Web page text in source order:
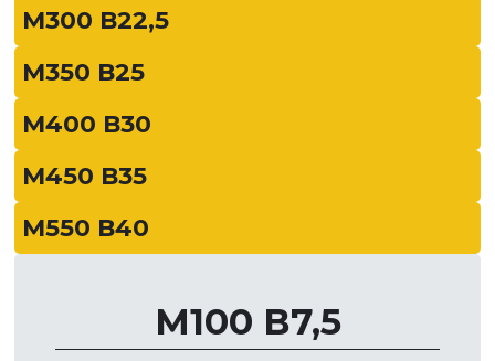
М300 В22,5
М350 В25
М400 В30
М450 В35
М550 В40
М100 В7,5